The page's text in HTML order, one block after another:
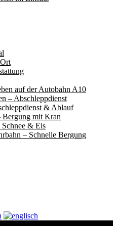
auf der Autobahn A10
– Abschleppdienst
& Ablauf
mit Kran
& Eis
– Schnelle Bergung